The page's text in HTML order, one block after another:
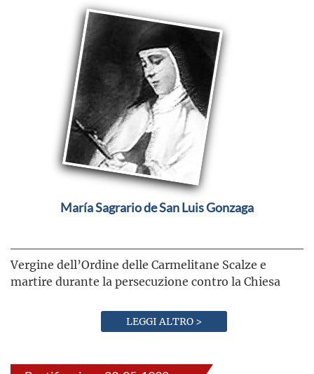
María Sagrario de San Luis Gonzaga
Vergine dell’Ordine delle Carmelitane Scalze e
martire durante la persecuzione contro la Chiesa
LEGGI ALTRO >